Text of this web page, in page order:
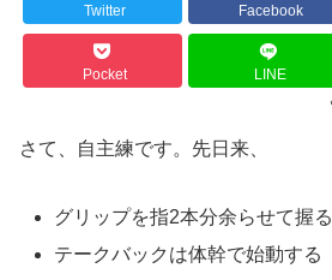
Twitter Facebook
Pocket LINE
さて、自主練です。先日来、
グリップを指2本分余らせて握る
テークバックは体幹で始動する